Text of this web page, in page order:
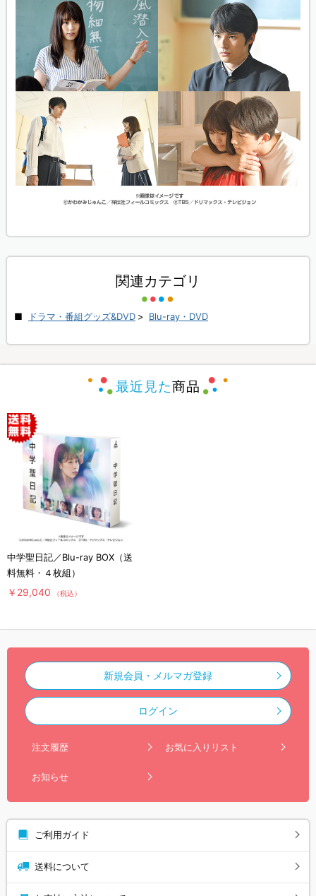
関連カテゴリ
ドラマ・番組グッズ&DVD > Blu-ray・DVD
最近見た商品
中学聖日記／Blu-ray BOX（送
料無料・４枚組）
￥29,040 （税込）
新規会員・メルマガ登録
ログイン
注文履歴 お気に入りリスト
お知らせ
ご利用ガイド
送料について